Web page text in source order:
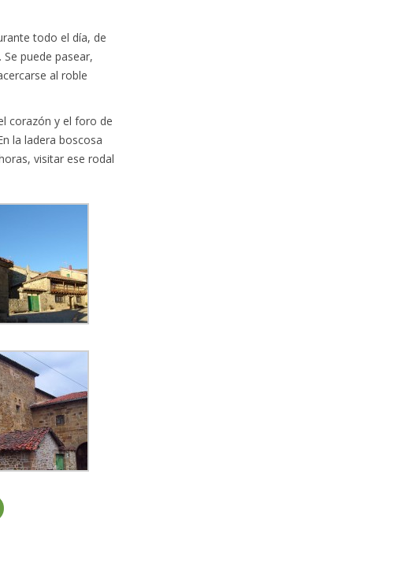
todo el día, de
puede pasear,
al roble
corazón y el foro de
la ladera boscosa
visitar ese rodal